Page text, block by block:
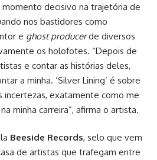
momento decisivo na trajetória de
nos bastidores como
e ghost producerde diversos
os holofotes. “Depois de
e contar as histórias deles,
a minha. ‘Silver Lining’ é sobre
incertezas, exatamente como me
minha carreira”, afirma o artista.
Beeside Records, selo que vem
de artistas que trafegam entre